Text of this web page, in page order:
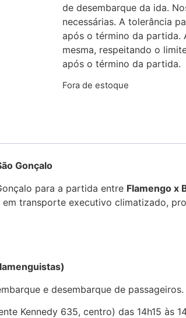
de desembarque da ida.
necessárias. A tolerância
após o término da partida.
mesma, respeitando o
após o término da partida.
Fora de estoque
Gonçalo
para a partida entre Flamengo x
transporte executivo climatizado,
e desembarque de passageiros.
Kennedy 635, centro) das 14h15 às